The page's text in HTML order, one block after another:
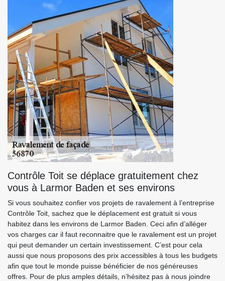
Contrôle Toit se déplace gratuitement chez
vous à Larmor Baden et ses environs
Si vous souhaitez confier vos projets de ravalement à l’entreprise
Contrôle Toit, sachez que le déplacement est gratuit si vous
habitez dans les environs de Larmor Baden. Ceci afin d’alléger
vos charges car il faut reconnaitre que le ravalement est un projet
qui peut demander un certain investissement. C’est pour cela
aussi que nous proposons des prix accessibles à tous les budgets
afin que tout le monde puisse bénéficier de nos généreuses
offres. Pour de plus amples détails, n’hésitez pas à nous joindre